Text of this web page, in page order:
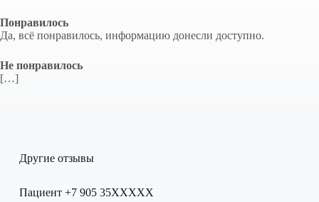
Понравилось
Да, всё понравилось, информацию донесли доступно.
Не понравилось
[…]
Другие отзывы
Пациент +7 905 35XXXXX